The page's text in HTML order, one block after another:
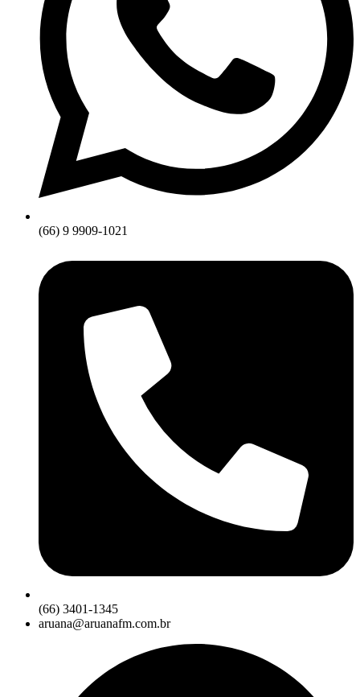
(66) 9 9909-1021
(66) 3401-1345
aruana@aruanafm.com.br